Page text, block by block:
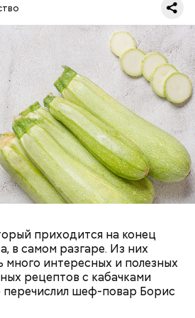
приходится на конец
в самом разгаре. Из них
интересных и полезных
рецептов с кабачками
перечислил шеф-повар Борис
РЕЦЕПТЫ